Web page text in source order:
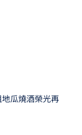
地瓜燒酒榮光再